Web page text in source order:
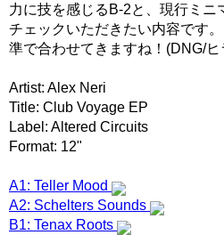
力に技を感じるB-2と、現行ミニ
チェックいただきたい内容です
準で合わせてきますね！(DNG/ヒ
Artist: Alex Neri
Title: Club Voyage EP
Label: Altered Circuits
Format: 12"
A1: Teller Mood
A2: Schelters Sounds
B1: Tenax Roots